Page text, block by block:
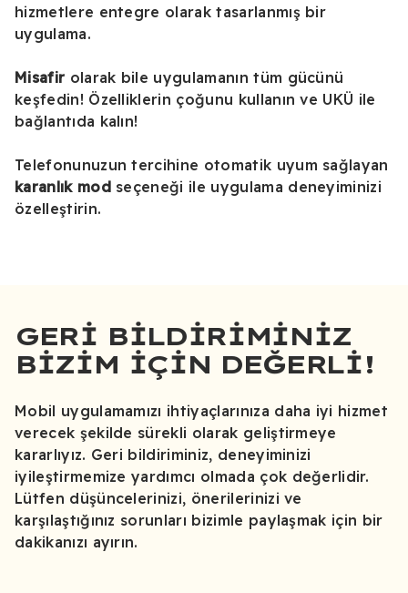
hizmetlere entegre olarak tasarlanmış bir
uygulama.
Misafir olarak bile uygulamanın tüm gücünü
keşfedin! Özelliklerin çoğunu kullanın ve UKÜ ile
bağlantıda kalın!
Telefonunuzun tercihine otomatik uyum sağlayan
karanlık modseçeneği ile uygulama deneyiminizi
özelleştirin.
GERI BILDIRIMINIZ
BIZIM İÇIN DEĞERLI!
Mobil uygulamamızı ihtiyaçlarınıza daha iyi hizmet
verecek şekilde sürekli olarak geliştirmeye
kararlıyız. Geri bildiriminiz, deneyiminizi
iyileştirmemize yardımcı olmada çok değerlidir.
Lütfen düşüncelerinizi, önerilerinizi ve
karşılaştığınız sorunları bizimle paylaşmak için bir
dakikanızı ayırın.